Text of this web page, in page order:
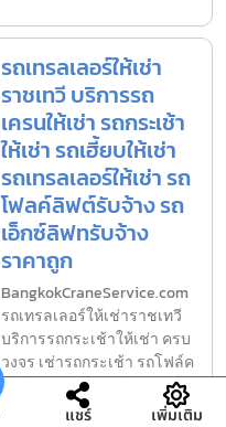
รถเทรลเลอร์ให้เช่า
ราชเทวี บริการรถ
เครนให้เช่า รถกระเช้า
ให้เช่า รถเฮี้ยบให้เช่า
รถเทรลเลอร์ให้เช่า รถ
โฟลค์ลิฟต์รับจ้าง รถ
เอ็กซ์ลิฟทรับจ้าง
ราคาถูก
BangkokCraneService.com
รถเทรลเลอร์ให้เช่าราชเทวี
บริการรถกระเช้าให้เช่า ครบ
วงจร เช่ารถกระเช้า รถโฟล์ค
ลิฟท์ รถเครนกระเช้
แชร์ เพิ่มเติม